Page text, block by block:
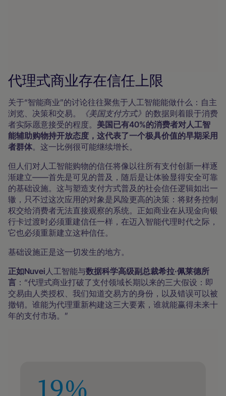
代理式商业存在信任上限
关于“智能商业”的讨论往往聚焦于人工智能能做什么：自主
浏览、决策和交易。
《美国支付方式》 的数据则着眼于消费
者实际愿意接受的程度。 美国已有40%的消费者对人工智
能辅助购物持开放态度，这代表了一个极具价值的早期采用
者群体。这一比例很可能继续增长。
但人们对人工智能购物的信任将像以往所有支付创新一样逐
渐建立——首先是可见的普及，随后是让体验显得安全可靠
的基础设施。这与塑造支付方式普及的社会信任逻辑如出一
辙，只不过这次应用的对象是风险更高的决策：将财务控制
权交给消费者无法直接观察的系统。正如商业在从现金向银
行卡过渡时必须重建信任一样，在迈入智能代理时代之际，
它也必须重新建立这种信任。
基础设施正是这一切发生的地方。
正如Nuvei 人工智能与数据科学高级副总裁希拉·佩莱德所
言 ：“代理式商业打破了支付领域长期以来的三大假设：即
交易由人类授权、我们知道交易方的身份，以及错误可以被
撤销。谁能为代理重新构建这三大要素，谁就能赢得未来十
年的支付市场。”